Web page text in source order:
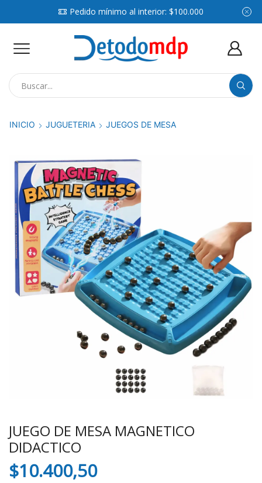
Pedido mínimo al interior: $100.000
INICIO JUGUETERIA JUEGOS DE MESA
JUEGO DE MESA MAGNETICO
DIDACTICO
$10.400,50